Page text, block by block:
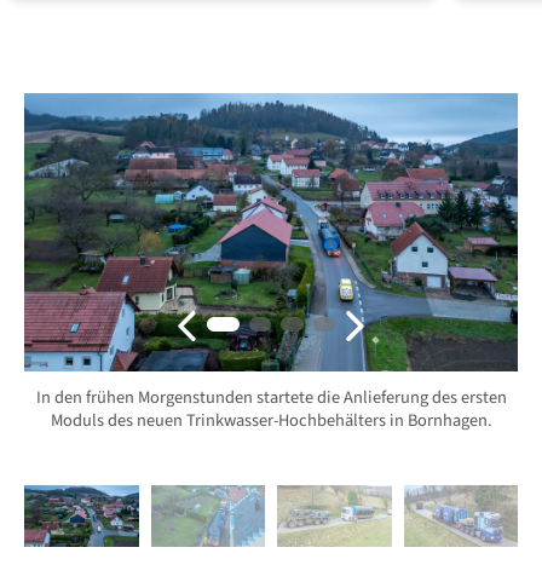
In den frühen Morgenstunden startete die Anlieferung des ersten
Moduls des neuen Trinkwasser-Hochbehälters in Bornhagen.